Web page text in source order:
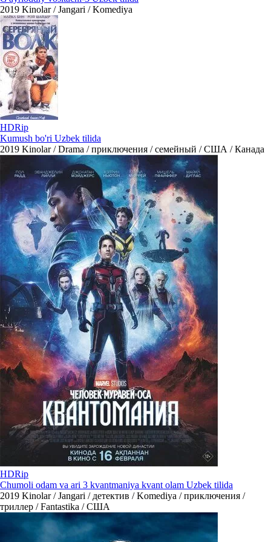
2019 Kinolar / Jangari / Komediya
HDRip
Kumush bo'ri Uzbek tilida
2019 Kinolar / Drama / приключения / семейный / США / Канада
HDRip
Chumoli odam va ari 3 kvantmaniya kvant olam Uzbek tilida
2019 Kinolar / Jangari / детектив / Komediya / приключения /
триллер / Fantastika / США